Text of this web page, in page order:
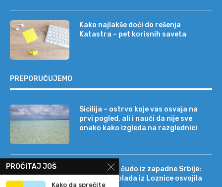
Kako najlakše doći do rešenja
Katastra – pet korisnih saveta
PREPORUČUJEMO
Sicilija – ostrvo koje vas osvaja na
prvi pogled, ali i nauči da nije sve
onako kako izgleda na razglednici
Tehnološko čudo iz zapadne Srbije:
kako je čokolada iz Loznice osvojila
PROČITAJ JOŠ
Kako da sprečite